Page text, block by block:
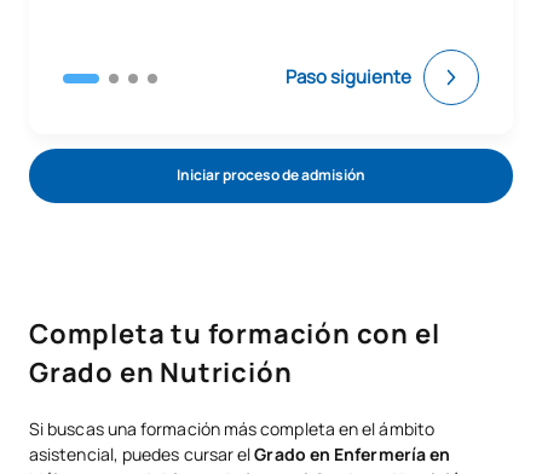
Paso siguiente
Iniciar proceso de admisión
Completa tu formación con el
Grado en Nutrición
Si buscas una formación más completa en el ámbito
asistencial, puedes cursar elGrado en Enfermería en